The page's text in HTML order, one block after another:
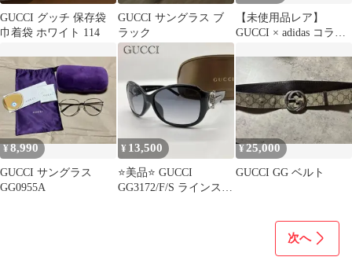
GUCCI グッチ 保存袋
巾着袋 ホワイト 114
GUCCI サングラス ブ
ラック
【未使用品レア】
GUCCI × adidas コラボ
¥8,990
GUCCI サングラス
GG0955A
¥ 13,500
⭐️美品⭐️ GUCCI
GG3172/F/S ラインスト
¥25,000
GUCCI GG ベルト
次へ